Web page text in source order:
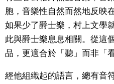
科學技術
生活
胞，音樂性自然而然地反映
如果少了爵士樂，村上文學
此與爵士樂息息相關。從這
品，更適合於「聽」而非「看
經他組織起的語言，總有音